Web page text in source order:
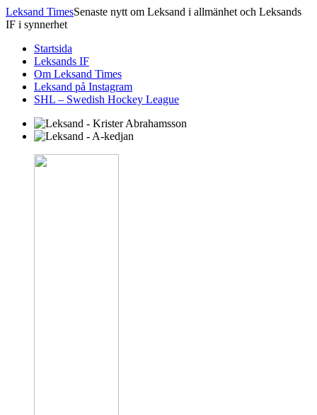
Leksand TimesSenaste nytt om Leksand i allmänhet och Leksands
IF i synnerhet
Startsida
Leksands IF
Om Leksand Times
Leksand på Instagram
SHL – Swedish Hockey League